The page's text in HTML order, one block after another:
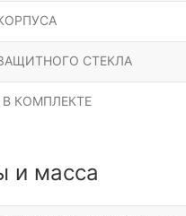
СТЕКЛА
В КОМПЛЕКТЕ
и масса